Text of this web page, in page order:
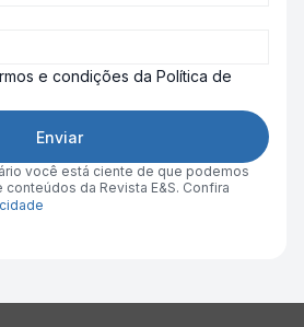
e condições da Política de
Enviar
você está ciente de que podemos
da Revista E&S. Confira